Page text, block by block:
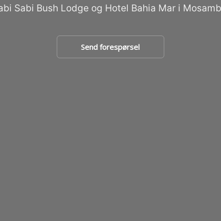
Sabi Bush Lodge og Hotel Bahia Mar i
Send forespørsel